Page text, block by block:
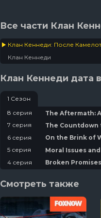
Все части Клан
Клан Кеннеди: После
Клан Кеннеди
Клан Кеннеди дата
1 Сезон
8 серия
The Aftermath:
7 серия
The Countdown
6 серия
On the Brink of
5 серия
Moral Issues
4 серия
Broken
2 серия
Shared
1 серия
A Father's
Смотреть также